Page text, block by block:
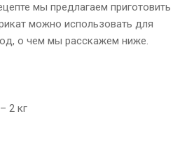
мы предлагаем приготовить
можно использовать для
о чем мы расскажем ниже.
2 кг